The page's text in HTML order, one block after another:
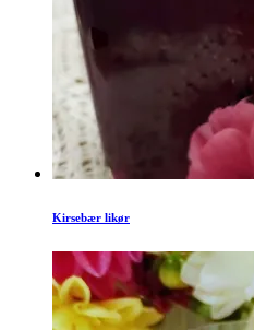
Kirsebær likør